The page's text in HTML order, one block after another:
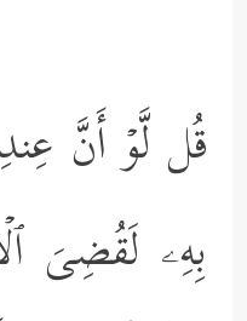
قُل لَّوۡ أَنَّ
بِهِۦ لَقُضِیَ